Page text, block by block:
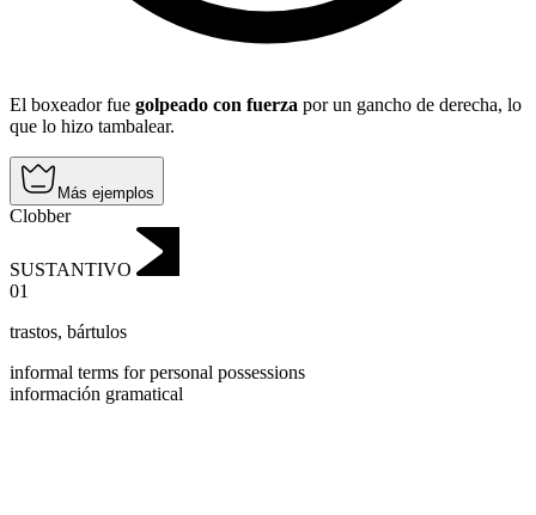
El boxeador fue golpeado con fuerza por un gancho de derecha, lo
que lo hizo tambalear.
Más ejemplos
Clobber
SUSTANTIVO
01
trastos, bártulos
informal terms for personal possessions
información gramatical